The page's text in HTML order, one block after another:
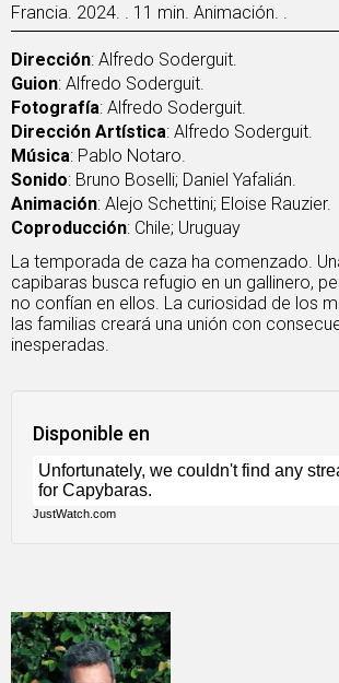
Francia. 2024. . 11 min. Animación. .
Dirección: Alfredo Soderguit.
Guion: Alfredo Soderguit.
Fotografía: Alfredo Soderguit.
Dirección Artística: Alfredo Soderguit.
Música: Pablo Notaro.
Sonido: Bruno Boselli; Daniel Yafalián.
Animación: Alejo Schettini; Eloise Rauzier.
Coproducción: Chile; Uruguay
La temporada de caza ha comenzado.
capibaras busca refugio en un gallinero,
no confían en ellos. La curiosidad de los
las familias creará una unión con
inesperadas.
Disponible en
JustWatch.com